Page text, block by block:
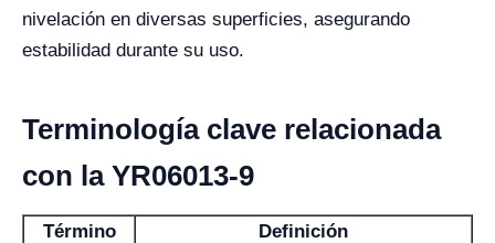
nivelación en diversas superficies, asegurando
estabilidad durante su uso.
Terminología clave relacionada
con la YR06013-9
Término
Definición